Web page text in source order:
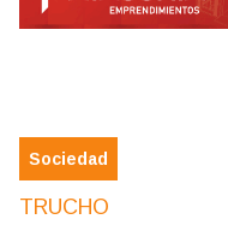
Sociedad
TRUCHO